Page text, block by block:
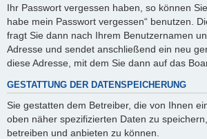
Ihr Passwort vergessen haben, so können
habe mein Passwort vergessen“ benutzen.
fragt Sie dann nach Ihrem Benutzernamen
Adresse und sendet anschließend ein neu
diese Adresse, mit dem Sie dann auf das
GESTATTUNG DER DATENSPEICHERUNG
Sie gestatten dem Betreiber, die von Ihnen
oben näher spezifizierten Daten zu
betreiben und anbieten zu können.